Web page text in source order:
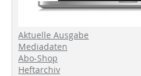
Aktuelle Ausgabe
Mediadaten
Abo-Shop
Heftarchiv